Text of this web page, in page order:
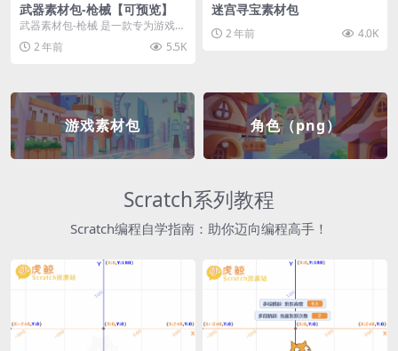
武器素材包-枪械【可预览】
武器素材包-枪械 是一款专为游戏开
发者和创作者设计的素材包，包含
多种高质量的枪械...
2 年前 5.5K
迷宫寻宝素材包
2 年前 4.0K
游戏素材包 角色（png）
Scratch系列教程
Scratch编程自学指南：助你迈向编程高手！